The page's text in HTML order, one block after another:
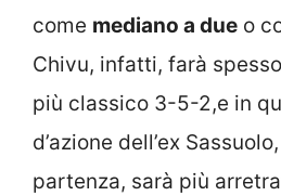
come mediano a due o
Chivu, infatti, farà
più classico 3-5-2,e in
d’azione dell’ex
partenza, sarà più